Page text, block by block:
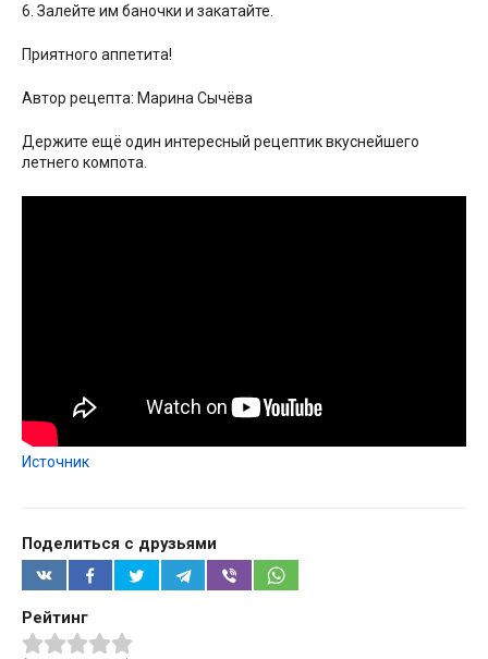
6. Залейте им баночки и закатайте.
Приятного аппетита!
Автор рецепта: Марина Сычёва
Держите ещё один интересный рецептик вкуснейшего
летнего компота.
Источник
Поделиться с друзьями
Рейтинг